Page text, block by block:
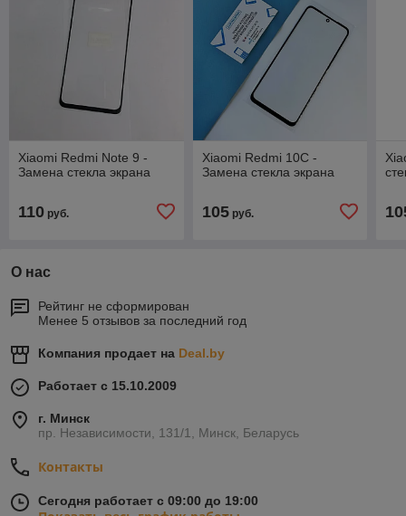
Xiaomi Redmi Note 9 -
Замена стекла экрана
110 руб.
Xiaomi Redmi 10C -
Замена стекла экрана
105руб.
О нас
Рейтинг не сформирован
Менее 5 отзывов за последний год
Компания продает на Deal.by
Работает с 15.10.2009
г. Минск
пр. Независимости, 131/1, Минск, Беларусь
Контакты
Сегодня работает с 09:00 до 19:00